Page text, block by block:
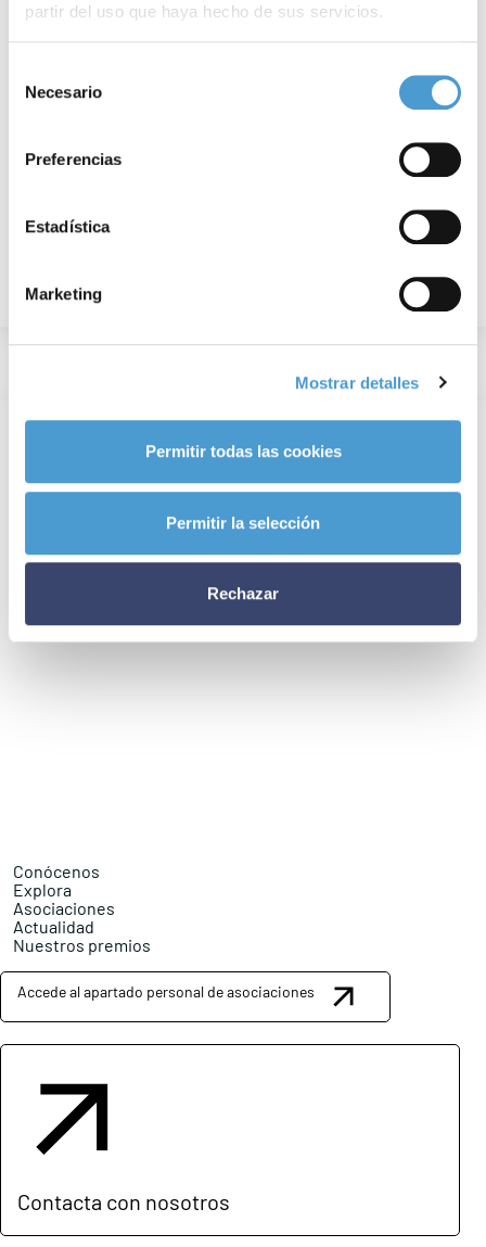
partir del uso que haya hecho de sus servicios.
de cookies
Necesario
Preferencias
Estadística
Marketing
Mostrar detalles
Permitir todas las cookies
Permitir la selección
Rechazar
AL DÍA
Conócenos
Explora
Asociaciones
Actualidad
Nuestros premios
Accede al apartado personal de asociaciones
Contacta con nosotros